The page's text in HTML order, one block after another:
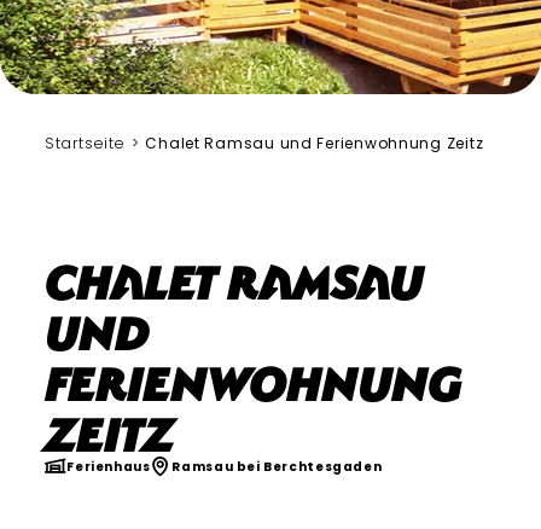
Startseite Chalet Ramsau und Ferienwohnung Zeitz
Chalet Ramsau
und
Ferienwohnung
Zeitz
Ferienhaus Ramsau bei Berchtesgaden